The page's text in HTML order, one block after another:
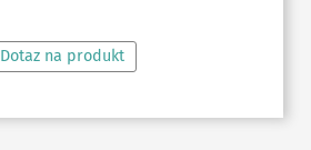
Dotaz na produkt